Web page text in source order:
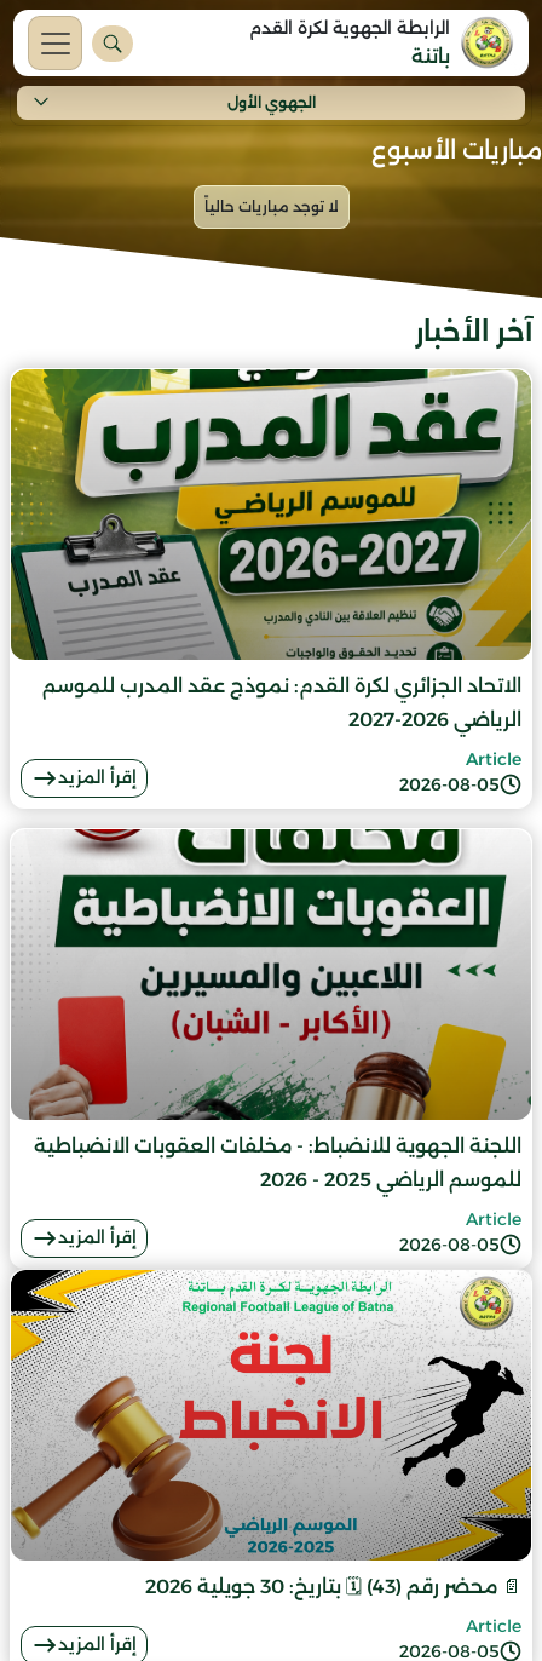
الرابطة الجهوية لكرة القدم
باتنة
الجهوي الأول
مباريات الأسبوع
آخر الأخبار
الاتحاد الجزائري لكرة القدم: نموذج عقد المدرب للموسم
الرياضي 2026-2027
2026-08-05
Article
إقرأ المزيد
اللجنة الجهوية للانضباط: - مخلفات العقوبات الانضباطية
للموسم الرياضي 2025 - 2026
2026-08-05
Article
إقرأ المزيد
📄 محضر رقم (43) 🗓️ بتاريخ: 30 جويلية 2026
2026-08-05
Article
إقرأ المزيد